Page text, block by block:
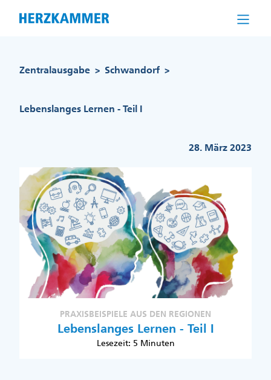
Zentralausgabe > Schwandorf >
Lebenslanges Lernen - Teil I
28. März 2023
PRAXISBEISPIELE AUS DEN REGIONEN
Lebenslanges Lernen - Teil I
Lesezeit: 5 Minuten